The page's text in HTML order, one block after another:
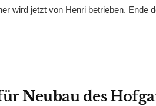
wird jetzt von Henri betrieben.
Neubau des